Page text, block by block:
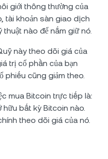
giới thông thường của
tài khoản sàn giao dịch
nào để nắm giữ nó.
này theo dõi giá của
trị cổ phần của bạn
phiếu cũng giảm theo.
mua Bitcoin trực tiếp là:
bất kỳ Bitcoin nào.
theo dõi giá của nó.